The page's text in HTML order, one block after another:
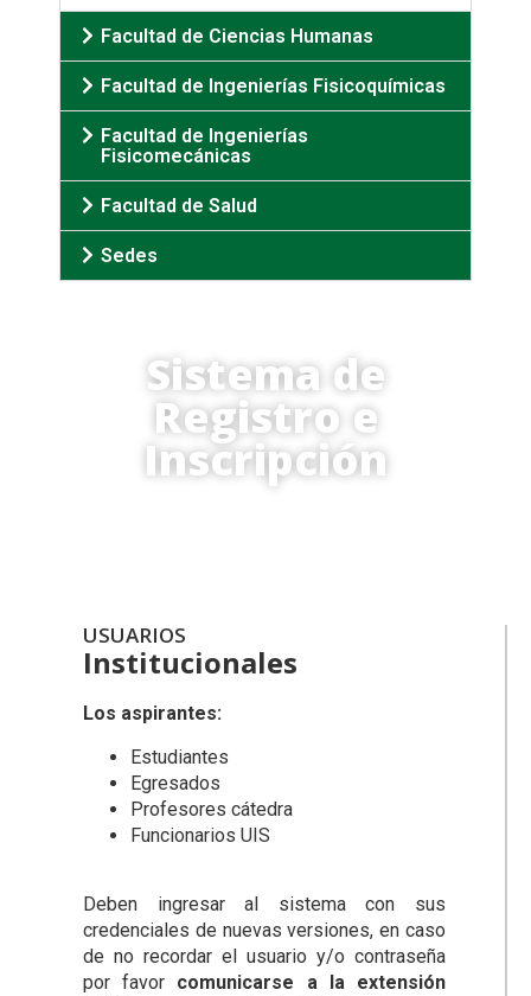
Facultad de Ciencias Humanas
Facultad de Ingenierías Fisicoquímicas
Facultad de Ingenierías
Fisicomecánicas
Facultad de Salud
Sedes
Sistema de
Registro e
Inscripción
USUARIOS
Institucionales
Los aspirantes:
Estudiantes
Egresados
Profesores cátedra
Funcionarios UIS
Deben ingresar al sistema con sus
credenciales de nuevas versiones, en caso
de no recordar el usuario y/o contraseña
por favor comunicarse a la extensión